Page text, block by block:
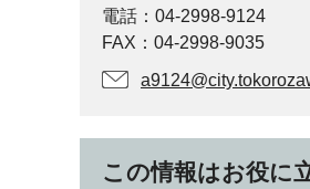
電話：04-2998-9124
FAX：04-2998-9035
この情報はお役に